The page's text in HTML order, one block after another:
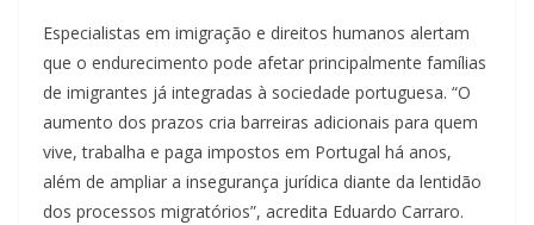
Especialistas em imigração e direitos humanos alertam
que o endurecimento pode afetar principalmente famílias
de imigrantes já integradas à sociedade portuguesa. “O
aumento dos prazos cria barreiras adicionais para quem
vive, trabalha e paga impostos em Portugal há anos,
além de ampliar a insegurança jurídica diante da lentidão
dos processos migratórios”, acredita Eduardo Carraro.